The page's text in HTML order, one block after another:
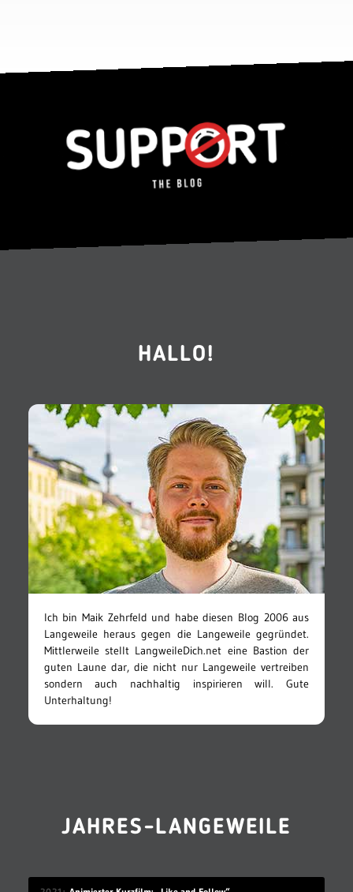
HALLO!
Ich bin Maik Zehrfeld und habe diesen Blog 2006 aus
Langeweile heraus gegen die Langeweile gegründet.
Mittlerweile stellt LangweileDich.net eine Bastion der
guten Laune dar, die nicht nur Langeweile vertreiben
sondern auch nachhaltig inspirieren will. Gute
Unterhaltung!
JAHRES-LANGEWEILE